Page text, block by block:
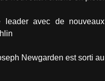
avec de nouveaux
Newgarden est sorti au